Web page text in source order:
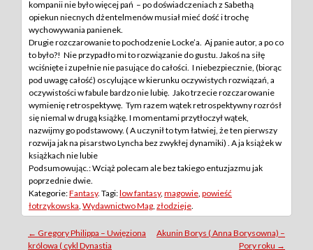
kompanii nie było więcej pań – po doświadczeniach z Sabethą
opiekun niecnych dżentelmenów musiał mieć dość i trochę
wychowywania panienek.
Drugie rozczarowanie to pochodzenie Locke’a. Aj panie autor, a po co
to było?! Nie przypadło mi to rozwiązanie do gustu. Jakoś na siłę
wciśnięte i zupełnie nie pasujące do całości. I niebezpiecznie, (biorąc
pod uwagę całość) oscylujące w kierunku oczywistych rozwiązań, a
oczywistości w fabule bardzo nie lubię. Jako trzecie rozczarowanie
wymienię retrospektywę. Tym razem wątek retrospektywny rozrósł
się niemal w drugą książkę. I momentami przytłoczył wątek,
nazwijmy go podstawowy. ( A uczynił to tym łatwiej, że ten pierwszy
rozwija jak na pisarstwo Lyncha bez zwykłej dynamiki) . A ja książek w
książkach nie lubie
Podsumowując.: Wciąż polecam ale bez takiego entuzjazmu jak
poprzednie dwie.
Kategorie:Fantasy. Tagi:low fantasy, magowie powieść
łotrzykowska Wydawnictwo Mag złodzieje
Post
← Gregory Philippa – Uwięziona
królowa ( cykl Dynastia
Akunin Borys ( Anna Borysowna) –
Pory roku →